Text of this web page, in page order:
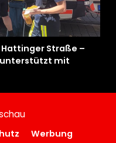
Hattinger Straße –
unterstützt mit
Werbung